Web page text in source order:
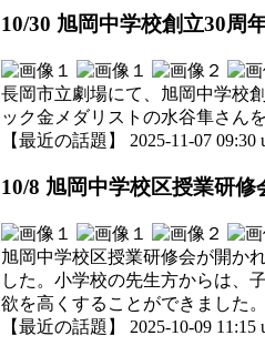
10/30 旭岡中学校創立30周
長岡市立劇場にて、旭岡中学校
ック金メダリストの水谷隼さん
【最近の話題】 2025-11-07 09:30
10/8 旭岡中学校区授業研修
旭岡中学校区授業研修会が開か
した。小学校の先生方からは、
欲を高くすることができました。
【最近の話題】 2025-10-09 11:15